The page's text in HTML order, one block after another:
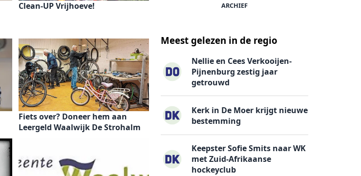
Clean-UP Vrijhoeve!
Fiets over? Doneer hem aan
Leergeld Waalwijk De Strohalm
ARCHIEF
Meest gelezen in de regio
Nellie en Cees Verkooijen-
Pijnenburg zestig jaar
getrouwd
Kerk in De Moer krijgt nieuwe
bestemming
Keepster Sofie Smits naar WK
met Zuid-Afrikaanse
hockeyclub